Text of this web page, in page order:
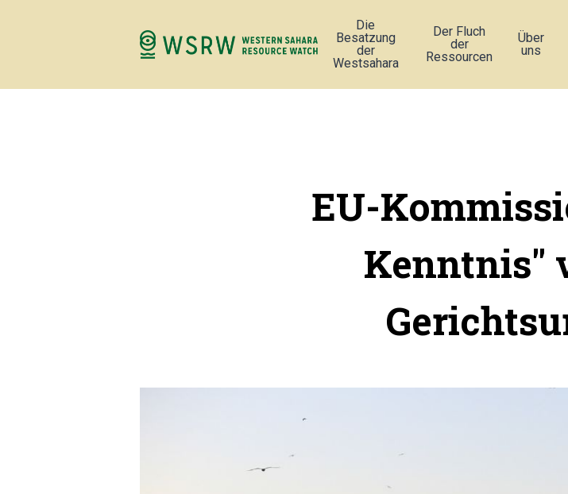
Die
Besatzung
der
Westsahara
Der Fluch
der
Ressourcen
Über
uns
EU-
Kenntnis"